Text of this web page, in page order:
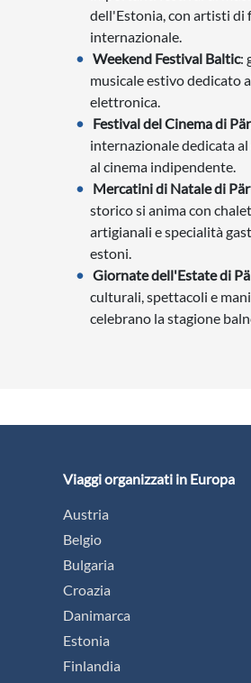
dell'Estonia, con artisti di
internazionale.
Weekend Festival Baltic:
musicale estivo dedicato
elettronica.
Festival del Cinema di
internazionale dedicata
al cinema indipendente.
Mercatini di Natale di
storico si anima con
artigianali e specialità
estoni.
Giornate dell'Estate di
culturali, spettacoli e
celebrano la stagione
Viaggi organizzati in Europa
Austria
Belgio
Bulgaria
Croazia
Danimarca
Estonia
Finlandia